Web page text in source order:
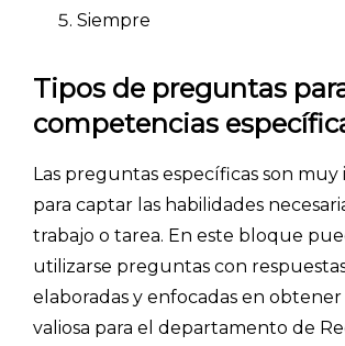
- Encuestas de recursos
- Inteligencia artificial
- Investigación de mercados
Siempre
Tipos de preguntas
competencias
Las preguntas específicas son
para captar las habilidades
trabajo o tarea. En este bloque
utilizarse preguntas con
elaboradas y enfocadas en
valiosa para el departamento de